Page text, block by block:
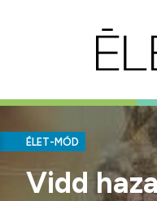
ÉLET-MÓD
Vidd